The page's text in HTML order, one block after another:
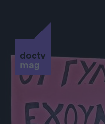
doctv
mag